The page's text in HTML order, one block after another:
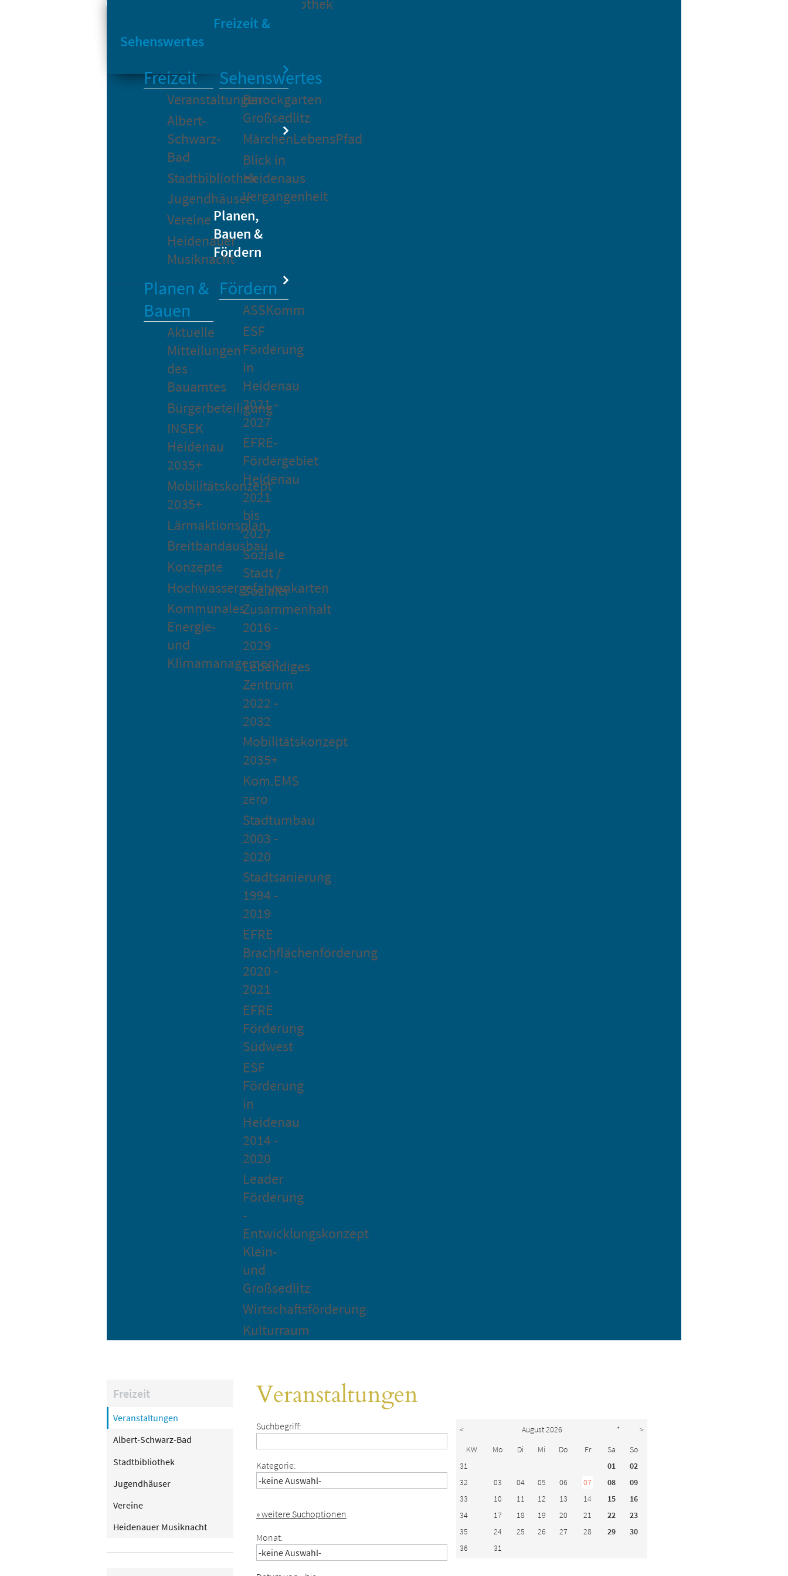
Bikesharing
Stadtbibliothek
Freizeit &
Sehenswertes
Freizeit
Veranstaltungen
Albert-
Schwarz-
Bad
Stadtbibliothek
Jugendhäuser
Vereine
Heidenauer
Musiknacht
Sehenswertes
Barockgarten
Großsedlitz
MärchenLebensPfad
Blick in
Heidenaus
Vergangenheit
Planen,
Bauen &
Fördern
Planen &
Bauen
Aktuelle
Mitteilungen
des
Bauamtes
Bürgerbeteiligung
INSEK
Heidenau
2035+
Mobilitätskonzept
2035+
Lärmaktionsplan
Breitbandausbau
Konzepte
Hochwassergefahrenkarten
Kommunales
Energie-
und
Klimamanagement
Fördern
ASSKomm
ESF
Förderung
in
Heidenau
2021 -
2027
EFRE-
Fördergebiet
Heidenau
2021
bis
2027
Soziale
Stadt /
Sozialer
Zusammenhalt
2016 -
2029
Lebendiges
Zentrum
2022 -
2032
Mobilitätskonzept
2035+
Kom.EMS
zero
Stadtumbau
2003 -
2020
Stadtsanierung
1994 -
2019
EFRE
Brachflächenförderung
2020 -
2021
EFRE
Förderung
Südwest
ESF
Förderung
in
Heidenau
2014 -
2020
Leader
Förderung
-
Entwicklungskonzept
Klein-
und
Großsedlitz
Wirtschaftsförderung
Kulturraum
Freizeit
Veranstaltungen
Albert-Schwarz-Bad
Stadtbibliothek
Jugendhäuser
Vereine
Heidenauer Musiknacht
Veranstaltungen
Suchbegriff:
Kategorie:
» weitere Suchoptionen
Monat:
< August 2026 *
>
KW
Mo Di Mi Do Fr Sa
So
31
01
02
32
03 04 05 06 07 08
09
33
10 11 12 13 14 15
16
34
17 18 19 20 21 22
23
35
24 25 26 27 28 29
30
36
31